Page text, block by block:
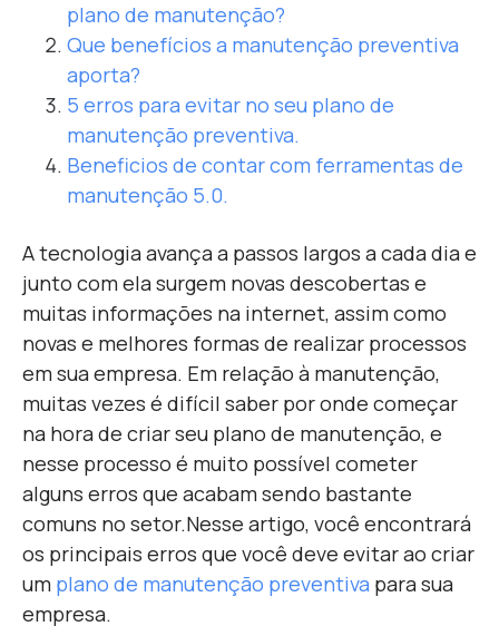
plano de manutenção?
Que benefícios a manutenção preventiva
aporta?
5 erros para evitar no seu plano de
manutenção preventiva.
Beneficios de contar com ferramentas de
manutenção 5.0.
A tecnologia avança a passos largos a cada dia e
junto com ela surgem novas descobertas e
muitas informações na internet, assim como
novas e melhores formas de realizar processos
em sua empresa. Em relação à manutenção,
muitas vezes é difícil saber por onde começar
na hora de criar seu plano de manutenção, e
nesse processo é muito possível cometer
alguns erros que acabam sendo bastante
comuns no setor.Nesse artigo, você encontrará
os principais erros que você deve evitar ao criar
um plano de manutenção preventiva para sua
empresa.